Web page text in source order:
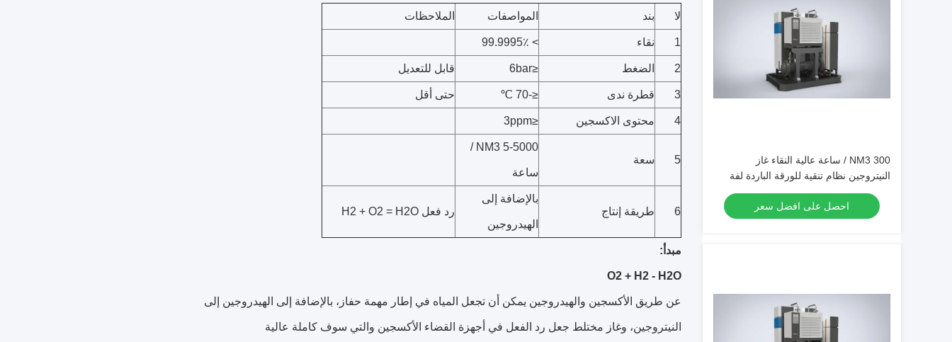
300 NM3 / ساعة عالية النقاء غاز
النيتروجين نظام تنقية للورقة الباردة لفة
احصل على افضل سعر
لا بند المواصفات الملاحظات
1 نقاء > 99.9995٪
2 الضغط ≤6bar قابل للتعديل
3 قطرة ندى ≤-70 ℃ حتى أقل
4 محتوى الاكسجين ≤3ppm
5 سعة
5-5000 NM3 /
ساعة
6 طريقة إنتاج
بالإضافة إلى
الهيدروجين
رد فعل H2 + O2 = H2O
مبدأ:
O2 + H2 - H2O
عن طريق الأكسجين والهيدروجين يمكن أن تجعل المياه في إطار مهمة حفاز، بالإضافة إلى الهيدروجين إلى
النيتروجين، وغاز مختلط جعل رد الفعل في أجهزة القضاء الأكسجين والتي سوف كاملة عالية